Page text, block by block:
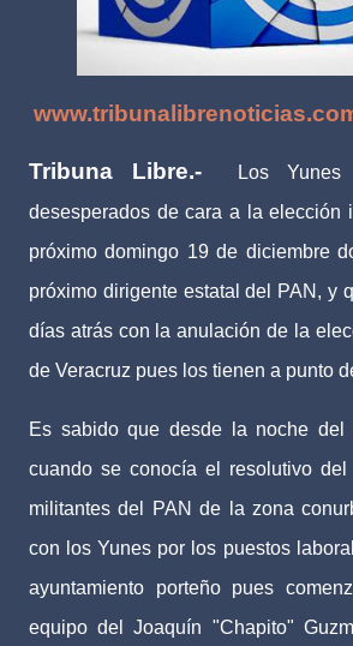
Tribuna Libre.-
Los
desesperados de cara a la elección
próximo domingo 19 de diciembre
próximo dirigente estatal del PAN, y
días atrás con la anulación de la
de Veracruz pues los tienen a punto
Es sabido que desde la noche del
cuando se conocía el resolutivo
militantes del PAN de la zona
con los Yunes por los puestos
ayuntamiento porteño pues
equipo del Joaquín "Chapito"